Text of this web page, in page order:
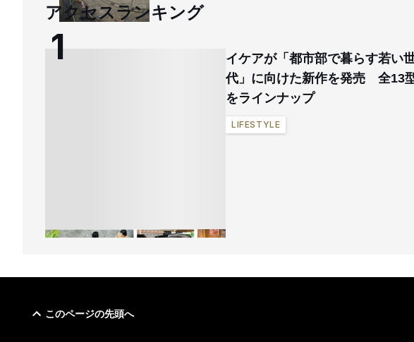
アクセスランキング
イケアが「都市部で暮らす若い
代」に向けた新作を発売 全13
をラインナップ
LIFESTYLE
このページの先頭へ